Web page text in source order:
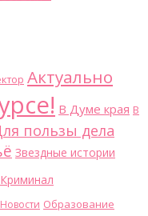
Актуально
В Думе края В
пользы дела
Звездные истории
Криминал
Новости Образование